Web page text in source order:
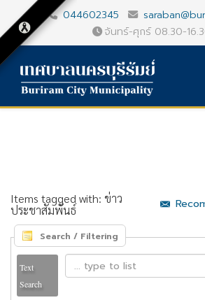
044602345
จันทร์-ศุกร์ 08.30-
Items tagged with: ข่าว
ประชาสัมพันธ์
Search / Filtering
Text
Search